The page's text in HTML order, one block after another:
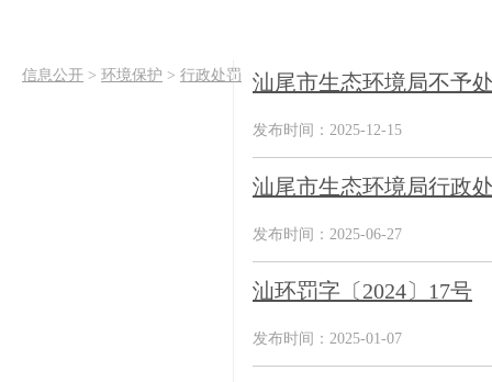
信息公开 > 环境保护 > 行政处罚 汕尾市生态环境局不予
发布时间：2025-12-15
汕尾市生态环境局行政
发布时间：2025-06-27
汕环罚字〔2024〕17号
发布时间：2025-01-07